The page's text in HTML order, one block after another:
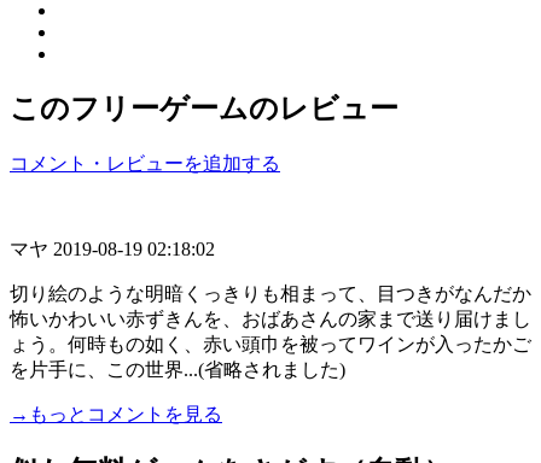
このフリーゲームのレビュー
コメント・レビューを追加する
マヤ 2019-08-19 02:18:02
切り絵のような明暗くっきりも相まって、目つきがなんだか
怖いかわいい赤ずきんを、おばあさんの家まで送り届けまし
ょう。何時もの如く、赤い頭巾を被ってワインが入ったかご
を片手に、この世界...(省略されました)
→もっとコメントを見る